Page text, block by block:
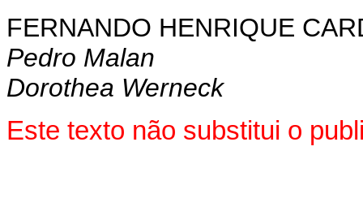
FERNANDO HENRIQUE
Pedro Malan
Dorothea Werneck
Este texto não substitui o